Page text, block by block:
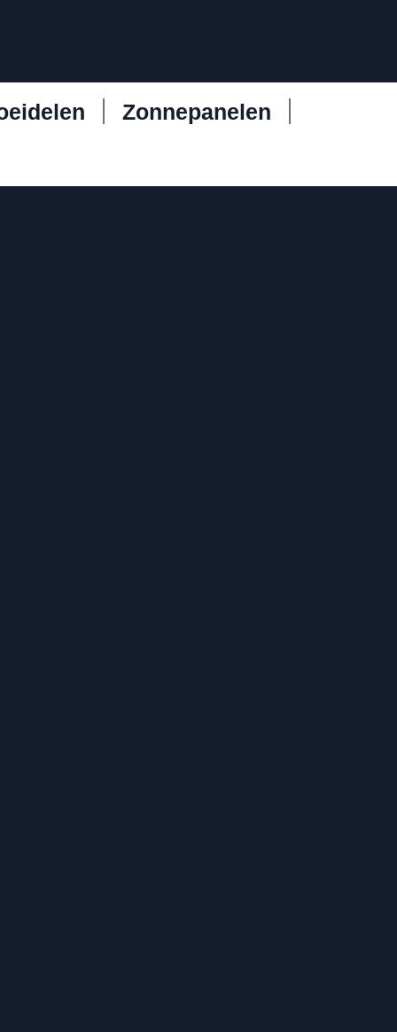
Zonnepanelen